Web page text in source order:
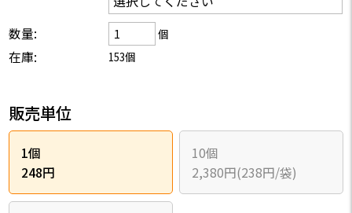
数量: 個
在庫: 153個
販売単位
1個
248円
10個
2,380円(238円/袋)